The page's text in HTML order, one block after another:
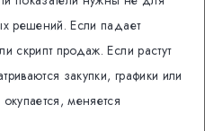
решений. Если падает
скрипт продаж. Если растут
закупки, графики или
меняется